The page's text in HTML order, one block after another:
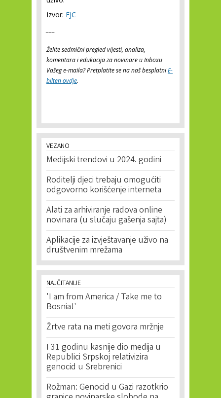
Izvor: EJC
Želite sedmični pregled vijesti, analiza,
komentara i edukacija za novinare u Inboxu
Vašeg e-maila? Pretplatite se na naš besplatniE-
bilten ovdje.
VEZANO
Medijski trendovi u 2024. godini
Roditelji djeci trebaju omogućiti
odgovorno korišćenje interneta
Alati za arhiviranje radova online
novinara (u slučaju gašenja sajta)
Aplikacije za izvještavanje uživo na
društvenim mrežama
NAJČITANIJE
'I am from America / Take me to
Bosnia!'
Žrtve rata na meti govora mržnje
I 31 godinu kasnije dio medija u
Republici Srpskoj relativizira
genocid u Srebrenici
Rožman: Genocid u Gazi razotkrio